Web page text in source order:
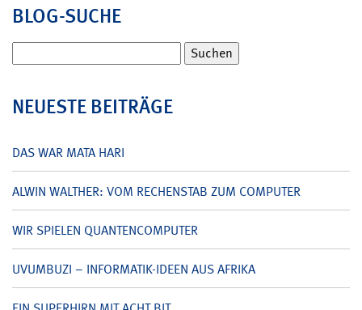
BLOG-SUCHE
nach:
NEUESTE BEITRÄGE
DAS WAR MATA HARI
ALWIN WALTHER: VOM RECHENSTAB ZUM COMPUTER
WIR SPIELEN QUANTENCOMPUTER
UVUMBUZI – INFORMATIK-IDEEN AUS AFRIKA